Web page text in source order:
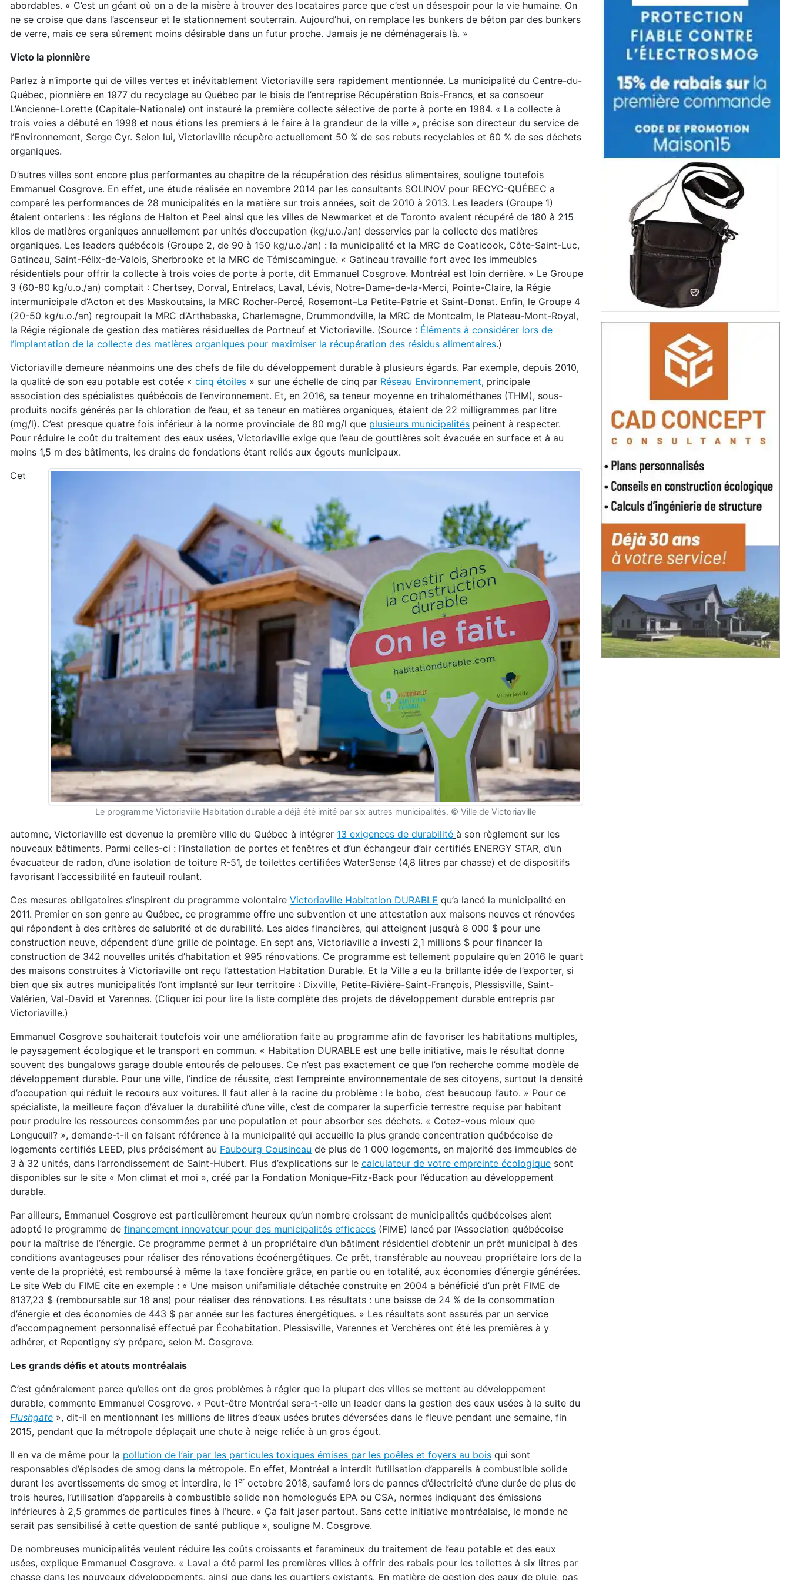
abordables. « C’est un géant où on a de la misère à trouver des locataires parce que c’est un désespoir pour la vie humaine. On
ne se croise que dans l’ascenseur et le stationnement souterrain. Aujourd’hui, on remplace les bunkers de béton par des bunkers
de verre, mais ce sera sûrement moins désirable dans un futur proche. Jamais je ne déménagerais là. »
Victo la pionnière
Parlez à n’importe qui de villes vertes et inévitablement Victoriaville sera rapidement mentionnée. La municipalité du Centre-du-
Québec, pionnière en 1977 du recyclage au Québec par le biais de l’entreprise Récupération Bois-Francs, et sa consoeur
L’Ancienne-Lorette (Capitale-Nationale) ont instauré la première collecte sélective de porte à porte en 1984. « La collecte à
trois voies a débuté en 1998 et nous étions les premiers à le faire à la grandeur de la ville », précise son directeur du service de
l’Environnement, Serge Cyr. Selon lui, Victoriaville récupère actuellement 50 % de ses rebuts recyclables et 60 % de ses déchets
organiques.
D’autres villes sont encore plus performantes au chapitre de la récupération des résidus alimentaires, souligne toutefois
Emmanuel Cosgrove. En effet, une étude réalisée en novembre 2014 par les consultants SOLINOV pour RECYC-QUÉBEC a
comparé les performances de 28 municipalités en la matière sur trois années, soit de 2010 à 2013. Les leaders (Groupe 1)
étaient ontariens : les régions de Halton et Peel ainsi que les villes de Newmarket et de Toronto avaient récupéré de 180 à 215
kilos de matières organiques annuellement par unités d’occupation (kg/u.o./an) desservies par la collecte des matières
organiques. Les leaders québécois (Groupe 2, de 90 à 150 kg/u.o./an) : la municipalité et la MRC de Coaticook, Côte-Saint-Luc,
Gatineau, Saint-Félix-de-Valois, Sherbrooke et la MRC de Témiscamingue. « Gatineau travaille fort avec les immeubles
résidentiels pour offrir la collecte à trois voies de porte à porte, dit Emmanuel Cosgrove. Montréal est loin derrière. » Le Groupe
3 (60-80 kg/u.o./an) comptait : Chertsey, Dorval, Entrelacs, Laval, Lévis, Notre-Dame-de-la-Merci, Pointe-Claire, la Régie
intermunicipale d’Acton et des Maskoutains, la MRC Rocher-Percé, Rosemont–La Petite-Patrie et Saint-Donat. Enfin, le Groupe 4
(20-50 kg/u.o./an) regroupait la MRC d’Arthabaska, Charlemagne, Drummondville, la MRC de Montcalm, le Plateau-Mont-Royal,
la Régie régionale de gestion des matières résiduelles de Portneuf et Victoriaville. (Source : Éléments à considérer lors de
l’implantation de la collecte des matières organiques pour maximiser la récupération des résidus alimentaires.)
Victoriaville demeure néanmoins une des chefs de file du développement durable à plusieurs égards. Par exemple, depuis 2010,
la qualité de son eau potable est cotée « cinq étoiles » sur une échelle de cinq par Réseau Environnement, principale
association des spécialistes québécois de l’environnement. Et, en 2016, sa teneur moyenne en trihalométhanes (THM), sous-
produits nocifs générés par la chloration de l’eau, et sa teneur en matières organiques, étaient de 22 milligrammes par litre
(mg/l). C’est presque quatre fois inférieur à la norme provinciale de 80 mg/l que plusieurs municipalités peinent à respecter.
Pour réduire le coût du traitement des eaux usées, Victoriaville exige que l’eau de gouttières soit évacuée en surface et à au
moins 1,5 m des bâtiments, les drains de fondations étant reliés aux égouts municipaux.
Le programme Victoriaville Habitation durable a déjà été imité par six autres municipalités. © Ville de Victoriaville
Cet
automne, Victoriaville est devenue la première ville du Québec à intégrer 13 exigences de durabilité à son règlement sur les
nouveaux bâtiments. Parmi celles-ci : l’installation de portes et fenêtres et d’un échangeur d’air certifiés ENERGY STAR, d’un
évacuateur de radon, d’une isolation de toiture R-51, de toilettes certifiées WaterSense (4,8 litres par chasse) et de dispositifs
favorisant l’accessibilité en fauteuil roulant.
Ces mesures obligatoires s’inspirent du programme volontaire Victoriaville Habitation DURABLE qu’a lancé la municipalité en
2011. Premier en son genre au Québec, ce programme offre une subvention et une attestation aux maisons neuves et rénovées
qui répondent à des critères de salubrité et de durabilité. Les aides financières, qui atteignent jusqu’à 8 000 $ pour une
construction neuve, dépendent d’une grille de pointage. En sept ans, Victoriaville a investi 2,1 millions $ pour financer la
construction de 342 nouvelles unités d’habitation et 995 rénovations. Ce programme est tellement populaire qu’en 2016 le quart
des maisons construites à Victoriaville ont reçu l’attestation Habitation Durable. Et la Ville a eu la brillante idée de l’exporter, si
bien que six autres municipalités l’ont implanté sur leur territoire : Dixville, Petite-Rivière-Saint-François, Plessisville, Saint-
Valérien, Val-David et Varennes. (Cliquer ici pour lire la liste complète des projets de développement durable entrepris par
Victoriaville.)
Emmanuel Cosgrove souhaiterait toutefois voir une amélioration faite au programme afin de favoriser les habitations multiples,
le paysagement écologique et le transport en commun. « Habitation DURABLE est une belle initiative, mais le résultat donne
souvent des bungalows garage double entourés de pelouses. Ce n’est pas exactement ce que l’on recherche comme modèle de
développement durable. Pour une ville, l’indice de réussite, c’est l’empreinte environnementale de ses citoyens, surtout la densité
d’occupation qui réduit le recours aux voitures. Il faut aller à la racine du problème : le bobo, c’est beaucoup l’auto. » Pour ce
spécialiste, la meilleure façon d’évaluer la durabilité d’une ville, c’est de comparer la superficie terrestre requise par habitant
pour produire les ressources consommées par une population et pour absorber ses déchets. « Cotez-vous mieux que
Longueuil? », demande-t-il en faisant référence à la municipalité qui accueille la plus grande concentration québécoise de
logements certifiés LEED, plus précisément au Faubourg Cousineau de plus de 1 000 logements, en majorité des immeubles de
3 à 32 unités, dans l’arrondissement de Saint-Hubert. Plus d’explications sur le calculateur de votre empreinte écologique sont
disponibles sur le site « Mon climat et moi », créé par la Fondation Monique-Fitz-Back pour l’éducation au développement
durable.
Par ailleurs, Emmanuel Cosgrove est particulièrement heureux qu’un nombre croissant de municipalités québécoises aient
adopté le programme de financement innovateur pour des municipalités efficaces (FIME) lancé par l’Association québécoise
pour la maîtrise de l’énergie. Ce programme permet à un propriétaire d’un bâtiment résidentiel d’obtenir un prêt municipal à des
conditions avantageuses pour réaliser des rénovations écoénergétiques. Ce prêt, transférable au nouveau propriétaire lors de la
vente de la propriété, est remboursé à même la taxe foncière grâce, en partie ou en totalité, aux économies d’énergie générées.
Le site Web du FIME cite en exemple : « Une maison unifamiliale détachée construite en 2004 a bénéficié d’un prêt FIME de
8137,23 $ (remboursable sur 18 ans) pour réaliser des rénovations. Les résultats : une baisse de 24 % de la consommation
d’énergie et des économies de 443 $ par année sur les factures énergétiques. » Les résultats sont assurés par un service
d’accompagnement personnalisé effectué par Écohabitation. Plessisville, Varennes et Verchères ont été les premières à y
adhérer, et Repentigny s’y prépare, selon M. Cosgrove.
Les grands défis et atouts montréalais
C’est généralement parce qu’elles ont de gros problèmes à régler que la plupart des villes se mettent au développement
durable, commente Emmanuel Cosgrove. « Peut-être Montréal sera-t-elle un leader dans la gestion des eaux usées à la suite du
Flushgate », dit-il en mentionnant les millions de litres d’eaux usées brutes déversées dans le fleuve pendant une semaine, fin
2015, pendant que la métropole déplaçait une chute à neige reliée à un gros égout.
Il en va de même pour la pollution de l’air par les particules toxiques émises par les poêles et foyers au bois qui sont
responsables d’épisodes de smog dans la métropole. En effet, Montréal a interdit l’utilisation d’appareils à combustible solide
durant les avertissements de smog et interdira, le 1eroctobre 2018, saufamé lors de pannes d’électricité d’une durée de plus de
trois heures, l’utilisation d’appareils à combustible solide non homologués EPA ou CSA, normes indiquant des émissions
inférieures à 2,5 grammes de particules fines à l’heure. « Ça fait jaser partout. Sans cette initiative montréalaise, le monde ne
serait pas sensibilisé à cette question de santé publique », souligne M. Cosgrove.
De nombreuses municipalités veulent réduire les coûts croissants et faramineux du traitement de l’eau potable et des eaux
usées, explique Emmanuel Cosgrove. « Laval a été parmi les premières villes à offrir des rabais pour les toilettes à six litres par
chasse dans les nouveaux développements, ainsi que dans les quartiers existants. En matière de gestion des eaux de pluie, pas